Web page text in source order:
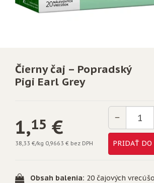
Čierny čaj – Popradský
Pigi Earl Grey
1,15 €
38,33 €/kg 0,9663 € bez DPH
−
PRIDAŤ DO
Obsah balenia: 20 čajových